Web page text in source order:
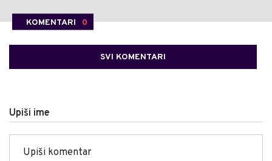
KOMENTARI 0
SVI KOMENTARI
Upiši ime